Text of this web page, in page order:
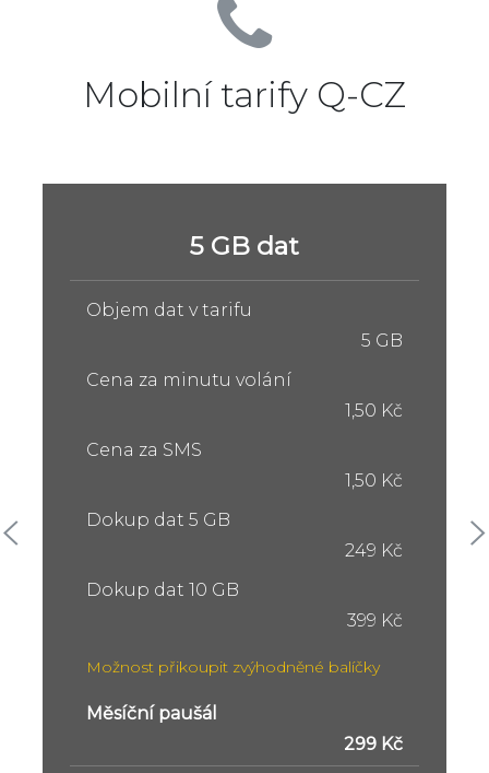
Mobilní tarify Q-CZ
5 GB dat
Objem dat v tarifu
5 GB
Cena za minutu volání
1,50 Kč
Cena za SMS
1,50 Kč
Dokup dat 5 GB
249 Kč
Dokup dat 10 GB
399 Kč
Možnost přikoupit zvýhodněné balíčky
Měsíční paušál
299 Kč